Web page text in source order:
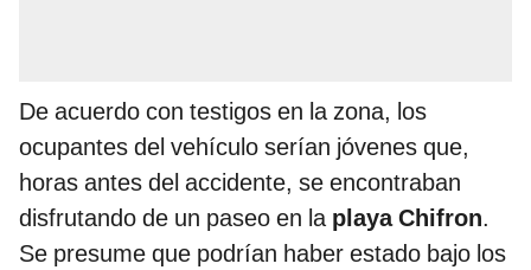
De acuerdo con testigos en la zona, los
ocupantes del vehículo serían jóvenes que,
horas antes del accidente, se encontraban
disfrutando de un paseo en laplaya Chifron.
Se presume que podrían haber estado bajo los